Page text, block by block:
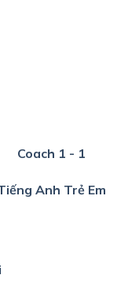
Coach 1 - 1
Anh Trẻ Em